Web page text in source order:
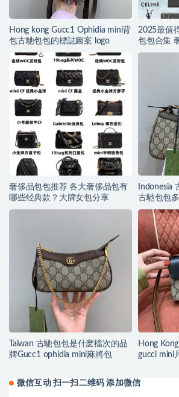
Hong kong Gucc1 Ophidia mini背
包古馳包包的標誌圖案 logo
2025最值
包包合集
奢侈品包包推荐 各大奢侈品包有
哪些经典款？大牌女包分享
Indonesia
古馳包包
Taiwan 古馳包包是什麽檔次的品
牌Gucc1 ophidia mini麻將包
Hong
gucci mini
微信互动 扫一扫二维码 添加微信